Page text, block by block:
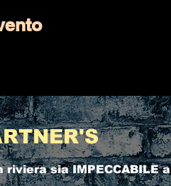
rivierasia IMPECCABILE